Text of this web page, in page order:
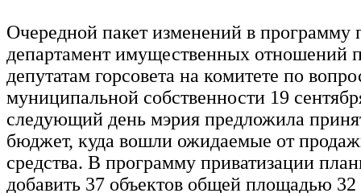
Очередной пакет изменений в программу
департамент имущественных отношений
депутатам горсовета на комитете по
муниципальной собственности 19
следующий день мэрия предложила
бюджет, куда вошли ожидаемые от
средства. В программу приватизации
добавить 37 объектов общей площадью 32